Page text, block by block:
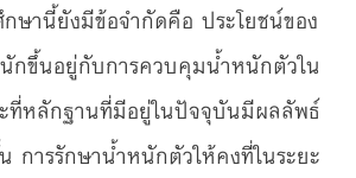
กษานี้ยังมีข้อจำกัดคือ ประโยชน์ของ
กขึ้นอยู่กับการควบคุมน้ำหนักตัวใน
ที่หลักฐานที่มีอยู่ในปัจจุบันมีผลลัพธ์
การรักษาน้ำหนักตัวให้คงที่ในระยะ